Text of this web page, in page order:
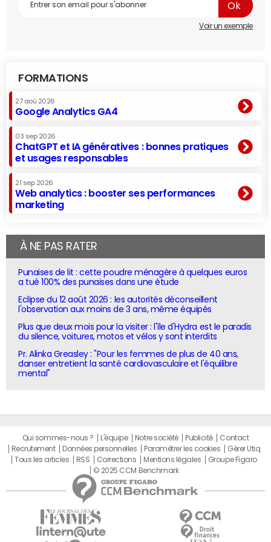
Voir un exemple
FORMATIONS
27 aoû 2026
Google Analytics GA4
03 sep 2026
ChatGPT et IA génératives : bonnes pratiques
et usages responsables
21 sep 2026
Web analytics : booster ses performances
marketing
À NE PAS RATER
Punaises de lit : cette poudre ménagère à quelques euros
a tué 100% des punaises dans une étude
Eclipse du 12 août 2026 : les autorités déconseillent
l'observation aux moins de 3 ans, même équipés
Plus que deux mois pour la visiter : l'île d'Hydra est le paradis
du silence, voitures, motos et vélos y sont interdits
Pr. Alinka Greasley : "Pour les femmes de plus de 40 ans,
danser entretient la santé cardiovasculaire et l'équilibre
mental"
Qui sommes-nous ? L'équipe Notre société Publicité
Contact
Recrutement
Données personnelles Paramétrer les cookies
Gérer Utiq
Tous les articles
RSS Corrections Mentions légales
Groupe Figaro
© 2025 CCM Benchmark